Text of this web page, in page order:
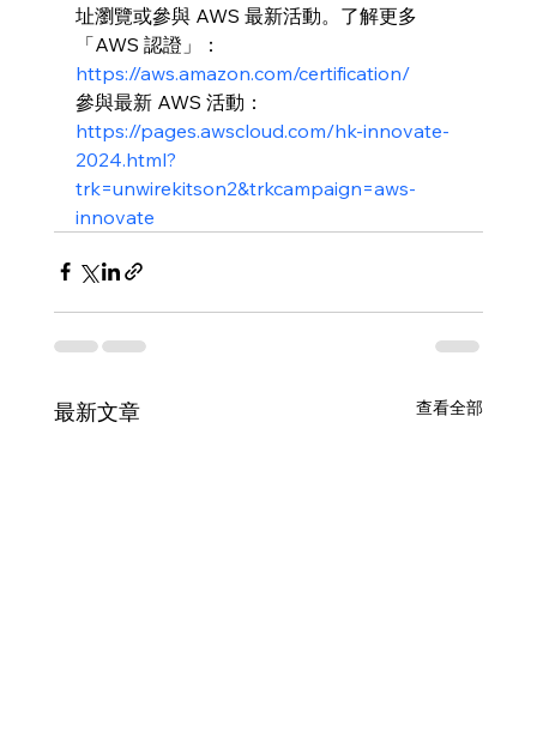
址瀏覽或參與 AWS 最新活動。了解更多
「AWS 認證」：
https://aws.amazon.com/certification/
參與最新 AWS 活動：
https://pages.awscloud.com/hk-innovate-
2024.html?
trk=unwirekitson2&trkcampaign=aws-
innovate
最新文章 查看全部